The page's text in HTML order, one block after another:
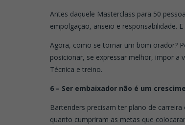
Antes daquele Masterclass para 50
empolgação, anseio e responsabilidade.
Agora, como se tornar um bom orador?
posicionar, se expressar melhor, impor a
Técnica e treino.
6 – Ser embaixador não é um
Bartenders precisam ter plano de
quanto cumpriram as metas que